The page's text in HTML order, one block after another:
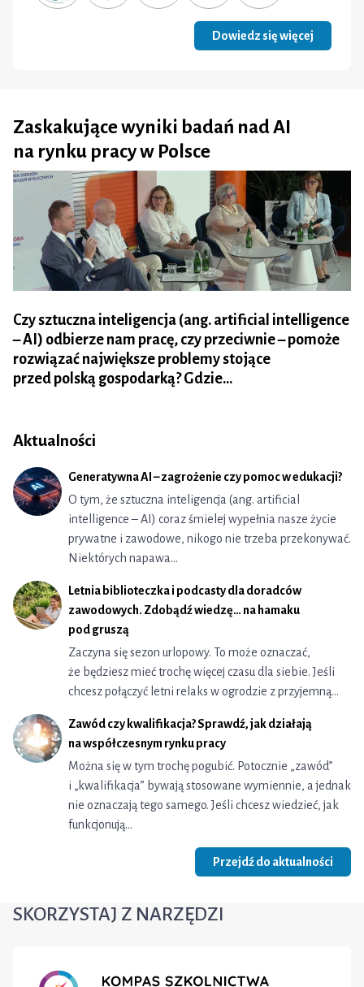
Dowiedz się więcej
Zaskakujące wyniki badań nad AI
na rynku pracy w Polsce
Czy sztuczna inteligencja (ang. artificial intelligence
– AI) odbierze nam pracę, czy przeciwnie – pomoże
rozwiązać największe problemy stojące
przed polską gospodarką? Gdzie…
Aktualności
Generatywna AI – zagrożenie czy pomoc w edukacji?
O tym, że sztuczna inteligencja (ang. artificial
intelligence – AI) coraz śmielej wypełnia nasze życie
prywatne i zawodowe, nikogo nie trzeba przekonywać.
Niektórych napawa…
Letnia biblioteczka i podcasty dla doradców
zawodowych. Zdobądź wiedzę… na hamaku
pod gruszą
Zaczyna się sezon urlopowy. To może oznaczać,
że będziesz mieć trochę więcej czasu dla siebie. Jeśli
chcesz połączyć letni relaks w ogrodzie z przyjemną…
Zawód czy kwalifikacja? Sprawdź, jak działają
na współczesnym rynku pracy
Można się w tym trochę pogubić. Potocznie „zawód”
i „kwalifikacja” bywają stosowane wymiennie, a jednak
nie oznaczają tego samego. Jeśli chcesz wiedzieć, jak
funkcjonują…
Przejdź do aktualności
SKORZYSTAJ Z NARZĘDZI